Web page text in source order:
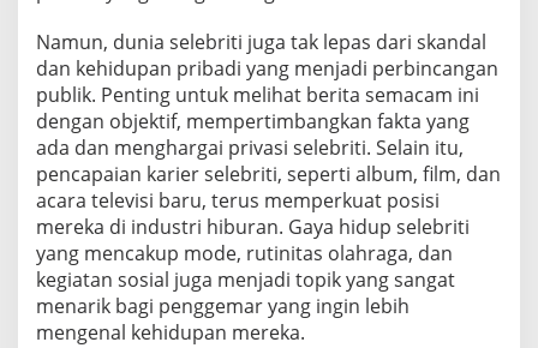
Namun, dunia selebriti juga tak lepas dari skandal
dan kehidupan pribadi yang menjadi perbincangan
publik. Penting untuk melihat berita semacam ini
dengan objektif, mempertimbangkan fakta yang
ada dan menghargai privasi selebriti. Selain itu,
pencapaian karier selebriti, seperti album, film, dan
acara televisi baru, terus memperkuat posisi
mereka di industri hiburan. Gaya hidup selebriti
yang mencakup mode, rutinitas olahraga, dan
kegiatan sosial juga menjadi topik yang sangat
menarik bagi penggemar yang ingin lebih
mengenal kehidupan mereka.